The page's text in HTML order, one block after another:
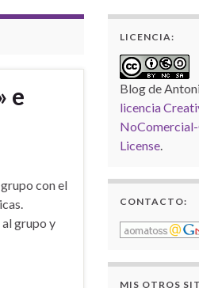
e
con el
grupo y
LICENCIA:
Blog de
licencia
License.
CONTACTO:
MIS OTROS